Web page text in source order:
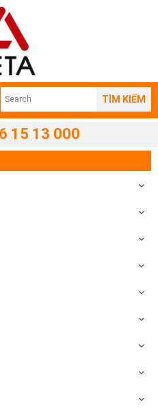
TÌM KIẾM
15 13 000